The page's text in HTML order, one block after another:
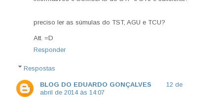
preciso ler as súmulas do TST, AGU e TCU?
Att. =D
Responder
Respostas
BLOG DO EDUARDO GONÇALVES
12 de
abril de 2014 às 14:07